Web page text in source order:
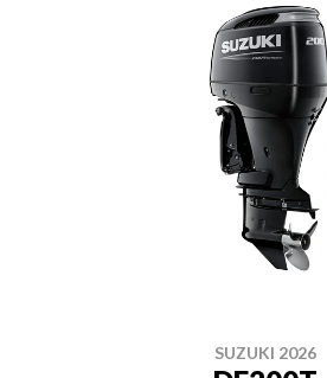
SUZUKI 2026